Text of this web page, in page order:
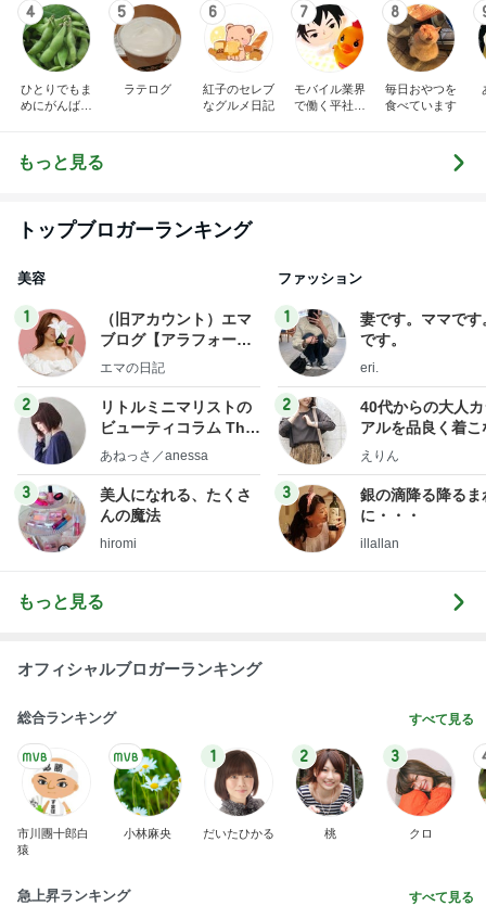
4
ひとりでもま
めにがんばる
5
ラテログ
6
紅子のセレブ
なグルメ日記
7
モバイル業界
で働く平社員
8
毎日おやつを
食べています
もっと見る
トップブロガーランキング
美容
1
（旧アカウント）エマ
ブログ【アラフォー会
社売却セカンドライ
エマの日記
2
リトルミニマリストの
ビューティコラム The
little minimalist's bea
あねっさ／anessa
3
美人になれる、たくさ
んの魔法
hiromi
ファッション
1
妻です。ママです
です。
eri.
2
40代からの大人
アルを品良く着こ
ファッションブロ
えりん
3
銀の滴降る降るま
に・・・
illallan
もっと見る
オフィシャルブロガーランキング
総合ランキング すべて見る
市川團十郎白
猿
小林麻央
1
だいたひかる
2
桃
3
クロ
急上昇ランキング すべて見る